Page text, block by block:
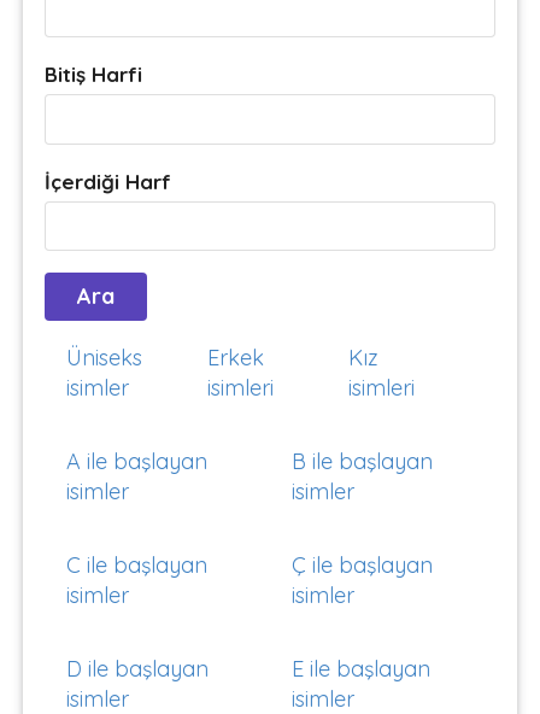
Bitiş Harfi
İçerdiği Harf
Üniseks
isimler
Erkek
isimleri
Kız
isimleri
A ile başlayan
isimler
B ile başlayan
isimler
C ile başlayan
isimler
Ç ile başlayan
isimler
D ile başlayan
isimler
E ile başlayan
isimler